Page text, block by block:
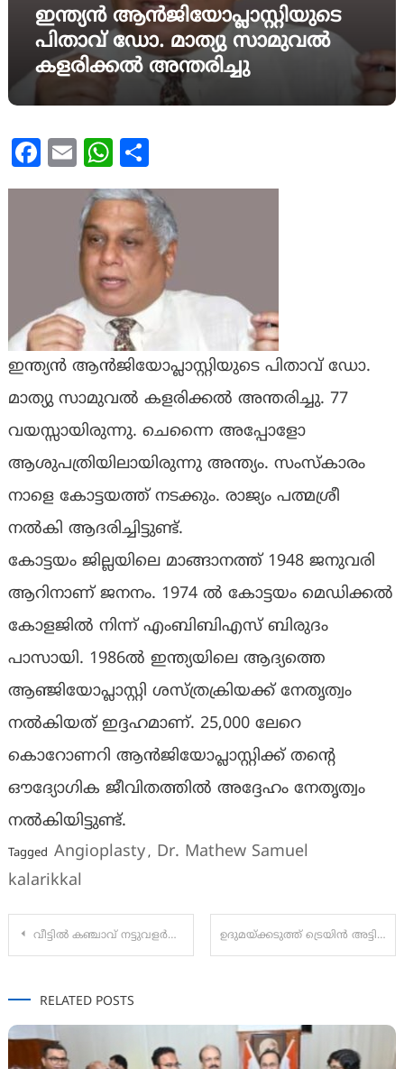
ഇന്ത്യൻ ആൻജിയോപ്ലാസ്റ്റിയുടെ
പിതാവ് ഡോ. മാത്യു സാമുവൽ
കളരിക്കൽ അന്തരിച്ചു
Facebook
Email WhatsApp
ഇന്ത്യൻ ആൻജിയോപ്ലാസ്റ്റിയുടെ പിതാവ് ഡോ.
മാത്യു സാമുവൽ കളരിക്കൽ അന്തരിച്ചു. 77
വയസ്സായിരുന്നു. ചെന്നൈ അപ്പോളോ
ആശുപത്രിയിലായിരുന്നു അന്ത്യം. സംസ്കാരം
നാളെ കോട്ടയത്ത് നടക്കും. രാജ്യം പത്മശ്രീ
നൽകി ആദരിച്ചിട്ടുണ്ട്.
കോട്ടയം ജില്ലയിലെ മാങ്ങാനത്ത് 1948 ജനുവരി
ആറിനാണ് ജനനം. 1974 ല്‍ കോട്ടയം മെഡിക്കല്‍
കോളജില്‍ നിന്ന് എംബിബിഎസ് ബിരുദം
പാസായി. 1986ൽ ഇന്ത്യയിലെ ആദ്യത്തെ
ആഞ്ജിയോപ്ലാസ്റ്റി ശസ്ത്രക്രിയക്ക് നേതൃത്വം
നൽകിയത് ഇദ്ദഹമാണ്. 25,000 ലേറെ
കൊറോണറി ആൻജിയോപ്ലാസ്റ്റിക്ക് തൻ്റെ
ഔദ്യോഗിക ജീവിതത്തിൽ അദ്ദേഹം നേതൃത്വം
നൽകിയിട്ടുണ്ട്.
Tagged Angioplasty, Dr. Mathew Samuel
kalarikkal
Post
വീട്ടില്‍ കഞ്ചാവ് നട്ടുവളര്‍ത്തിയ അക്കൗണ്ട്‌സ് ജനറല്‍ ഓഫീസ് ഉദ്യോഗസ്ഥന്‍ പിടിയില്‍. ഉദുമയ്ക്കടുത്ത് ട്രെയിന്‍ അട്ടിമറി ശ്രമം;ആറന്മുള ഇരന്തുര്‍ സ്വദേശി റിമാന്‍ഡില്‍
RELATED POSTS